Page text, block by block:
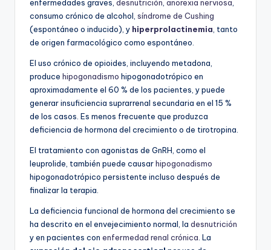
enfermedades graves, desnutrición anorexia nerviosa
consumo crónico de alcohol, síndrome de Cushing
(espontáneo o inducido), y hiperprolactinemia , tanto
de origen farmacológico como espontáneo.
El uso crónico de opioides, incluyendo metadona,
produce hipogonadismo hipogonadotrópico en
aproximadamente el 60 % de los pacientes, y puede
generar insuficiencia suprarrenal secundaria en el 15 %
de los casos. Es menos frecuente que produzca
deficiencia de hormona del crecimiento o de tirotropina.
El tratamiento con agonistas de GnRH, como el
leuprolide, también puede causarhipogonadismo
hipogonadotrópico persistente incluso después de
finalizar la terapia.
La deficiencia funcional de hormona del crecimiento se
ha descrito en el envejecimiento normal, la desnutrición
y en pacientes con enfermedad renal crónica . La